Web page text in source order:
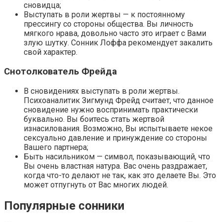
сновидца;
Выступать в роли жертвы — к постоянному
прессингу со стороны общества. Вы личность
мягкого нрава, довольно часто это играет с Вами
злую шутку. Сонник Лоффа рекомендует закалить
свой характер.
Снотолкователь Фрейда
В сновидениях выступать в роли жертвы.
Психоаналитик Зигмунд Фрейд считает, что данное
сновидение нужно воспринимать практически
буквально. Вы боитесь стать жертвой
изнасилования. Возможно, Вы испытываете некое
сексуально давление и принуждение со стороны
Вашего партнера;
Быть насильником — символ, показывающий, что
Вы очень властная натура. Вас очень раздражает,
когда что-то делают не так, как это делаете Вы. Это
может отпугнуть от Вас многих людей.
Популярные сонники